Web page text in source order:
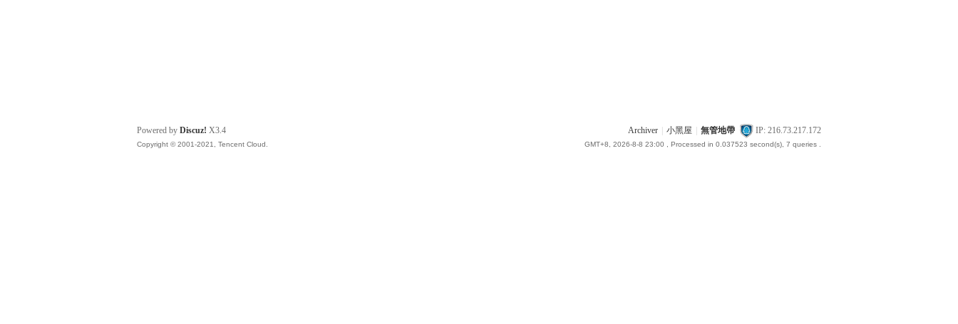
Archiver 小黑屋 無管地帶 IP: 216.73.217.172
GMT+8, 2026-8-8 23:00 , Processed in 0.037523 second(s), 7 queries .
Powered by Discuz! X3.4
Copyright © 2001-2021, Tencent Cloud.